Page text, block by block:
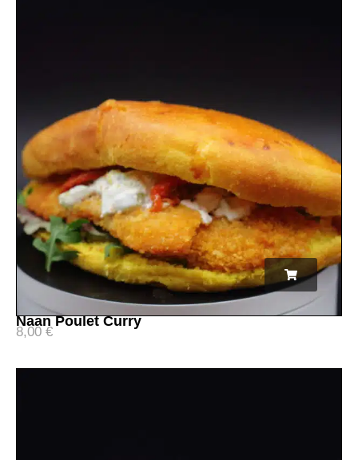
Naan Poulet Curry
8,00 €